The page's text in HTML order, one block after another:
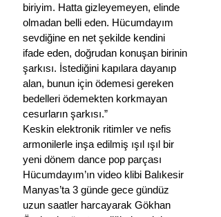
biriyim. Hatta gizleyemeyen, elinde
olmadan belli eden. Hücumdayım
sevdiğine en net şekilde kendini
ifade eden, doğrudan konuşan birinin
şarkısı. İstediğini kapılara dayanıp
alan, bunun için ödemesi gereken
bedelleri ödemekten korkmayan
cesurların şarkısı.”
Keskin elektronik ritimler ve nefis
armonilerle inşa edilmiş ışıl ışıl bir
yeni dönem dance pop parçası
Hücumdayım’ın video klibi Balıkesir
Manyas’ta 3 günde gece gündüz
uzun saatler harcayarak Gökhan